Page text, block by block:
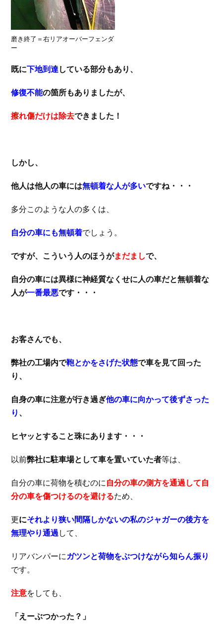
磨き終了＝右リアオーバーフェンダ
ー
既に下地到達 している部分もあり、
修復不能の箇所もありましたが、
擦れ傷だけは除去できました！
しかし、
他人は他人の車には無頓着な人が多いですね・・・
多分このような人の多くは、
自分の車にも無頓着でしょう。
ですが、こういう人のほうがまだましで、
自分の車には異様に神経質なくせに人の車だと無頓着な
人が一番最悪です・・・
お客さんでも、
弊社の工場内で鞄とかをさげた状態で車を見て回った
り、
自身の車に注意が行き過ぎ他の車に向かって後ずさった
り 、
ヒヤッとすること珠にあります・・・
以前弊社に駐車場として車を置いていた者等は、
自分の車に荷物を積むのに 自分の車の側方を通過して自
分の車を傷つけるのを避けるため、
更にそれより狭い間隔しかないの私のジャガーの後方を
無理やり通過 して、
リアバンパーに ガツンと荷物をぶつけながら知らん振り
です。
注意をしても、
「えーぶつかった？」